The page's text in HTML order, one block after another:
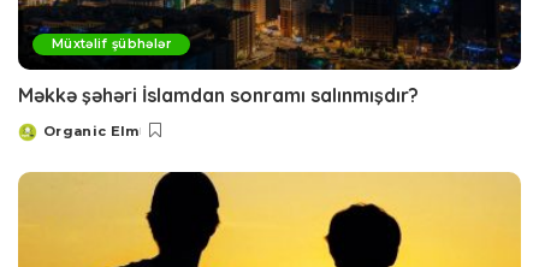
Müxtəlif şübhələr
Məkkə şəhəri İslamdan sonramı salınmışdır?
Posted
Organic Elm